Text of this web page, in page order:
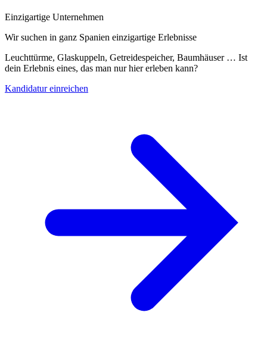
Einzigartige Unternehmen
Wir suchen in ganz Spanien einzigartige Erlebnisse
Leuchttürme, Glaskuppeln, Getreidespeicher, Baumhäuser … Ist
dein Erlebnis eines, das man nur hier erleben kann?
Kandidatur einreichen